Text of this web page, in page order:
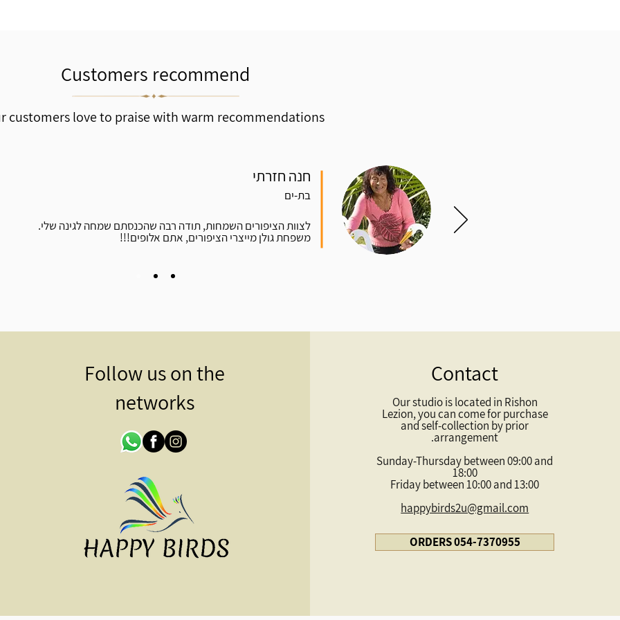
Customers recommend
customers love to praise with warm recommendations
חנה חזרתי
בת-ים
לצוות הציפורים השמחות, תודה רבה שהכנסתם שמחה לגינה שלי.
משפחת גולן מייצרי הציפורים, אתם אלופים!!!
Follow us on the
networks
Contact
Our studio is located in Rishon
Lezion, you can come for purchase
and self-collection by prior
arrangement.
Sunday-Thursday between 09:00 and
18:00
Friday between 10:00 and 13:00
happybirds2u@gmail.com
ORDERS 054-7370955